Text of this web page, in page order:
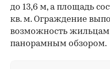
до 13,6 м, а площадь
кв. м. Ограждение
возможность жильцам
панорамным обзором.